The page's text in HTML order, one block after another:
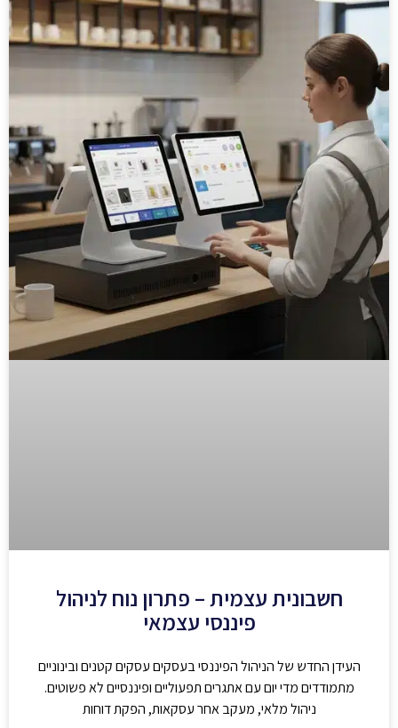
חשבונית עצמית – פתרון נוח לניהול
פיננסי עצמאי
העידן החדש של הניהול הפיננסי בעסקים עסקים קטנים ובינוניים
מתמודדים מדי יום עם אתגרים תפעוליים ופיננסיים לא פשוטים.
ניהול מלאי, מעקב אחר עסקאות, הפקת דוחות